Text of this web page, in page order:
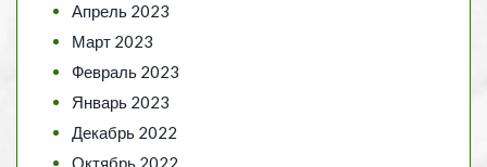
Апрель 2023
Март 2023
Февраль 2023
Январь 2023
Декабрь 2022